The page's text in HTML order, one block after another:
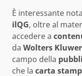
È interessante
ilQG, oltre al
accedere a
da Wolters Kluwer
campo della
che la carta